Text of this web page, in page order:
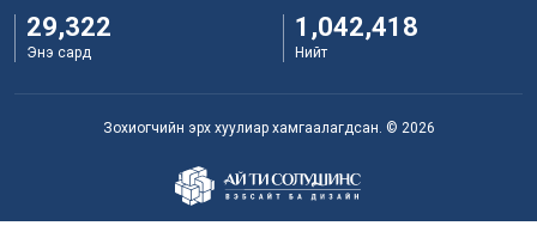
29,322
Энэ сард
1,042,418
Нийт
Зохиогчийн эрх хуулиар хамгаалагдсан. © 2026